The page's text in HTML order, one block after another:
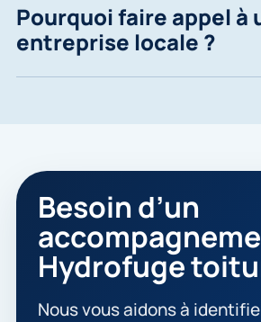
Pourquoi faire appel à
entreprise locale ?
Besoin d’un
Hydrofuge
Nous vous aidons à